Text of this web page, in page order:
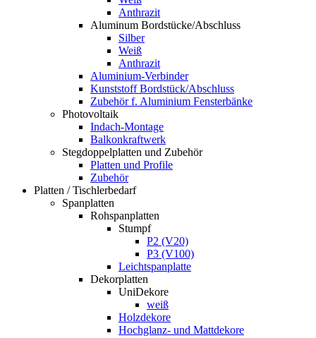
Anthrazit
Aluminum Bordstücke/Abschluss
Silber
Weiß
Anthrazit
Aluminium-Verbinder
Kunststoff Bordstück/Abschluss
Zubehör f. Aluminium Fensterbänke
Photovoltaik
Indach-Montage
Balkonkraftwerk
Stegdoppelplatten und Zubehör
Platten und Profile
Zubehör
Platten / Tischlerbedarf
Spanplatten
Rohspanplatten
Stumpf
P2 (V20)
P3 (V100)
Leichtspanplatte
Dekorplatten
UniDekore
weiß
Holzdekore
Hochglanz- und Mattdekore